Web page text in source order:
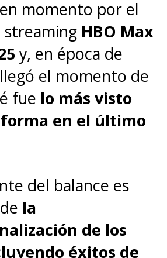
que ya fueron
Sin embargo,
denuncias
de
de algunos
Roiland
ello llevó a
su cocreador,
daba sus voces
momento por el
streaming HBO Max
y, en época de
el momento de
fue lo más visto
en el último
del balance es
la
de los
éxitos de